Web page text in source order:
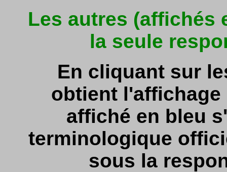
Les autres (affichés
la seule
En cliquant sur
obtient
affiché en bleu
terminologique
sous la